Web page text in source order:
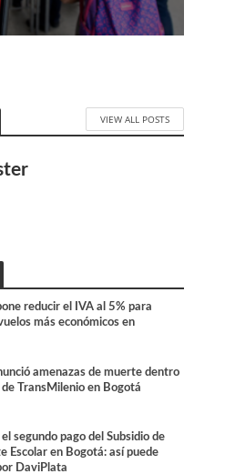
VIEW ALL POSTS
reducir el IVA al 5% para
más económicos en
amenazas de muerte dentro
de TransMilenio en Bogotá
segundo pago del Subsidio de
Escolar en Bogotá: así puede
DaviPlata